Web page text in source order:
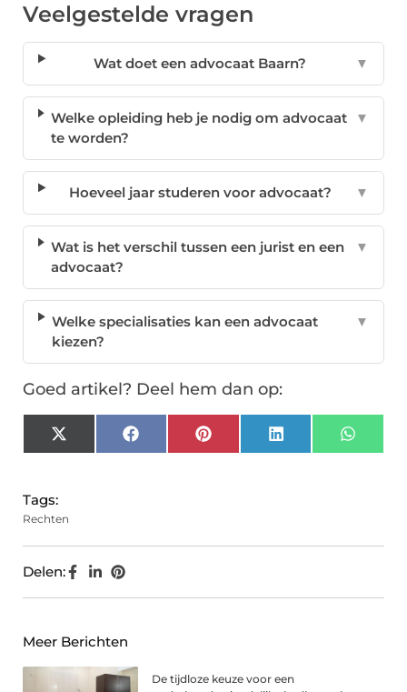
Veelgestelde vragen
Wat doet een advocaat Baarn? ▼
Welke opleiding heb je nodig om advocaat
te worden?
▼
Hoeveel jaar studeren voor advocaat? ▼
Wat is het verschil tussen een jurist en een
advocaat?
▼
Welke specialisaties kan een advocaat
kiezen?
▼
Goed artikel? Deel hem dan op:
X
(Twitter)
FacebookPinterest LinkedIn
Tags:
Rechten
Delen:
Meer Berichten
De tijdloze keuze voor een